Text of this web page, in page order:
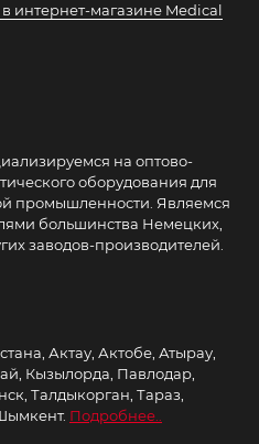
интернет-магазине Medical
на оптово-
оборудования для
промышленности. Являемся
большинства Немецких,
заводов-производителей.
Актау, Актобе, Атырау,
Кызылорда, Павлодар,
Талдыкорган, Тараз,
Подробнее..